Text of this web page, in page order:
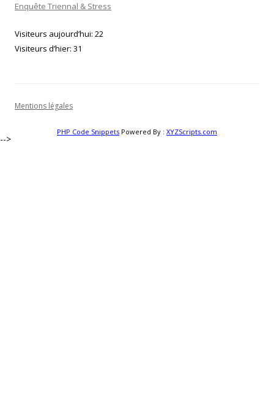
Enquête Triennal & Stress
Visiteurs aujourd’hui: 22
Visiteurs d’hier: 31
Mentions légales
PHP Code Snippets Powered By : XYZScripts.com
-->